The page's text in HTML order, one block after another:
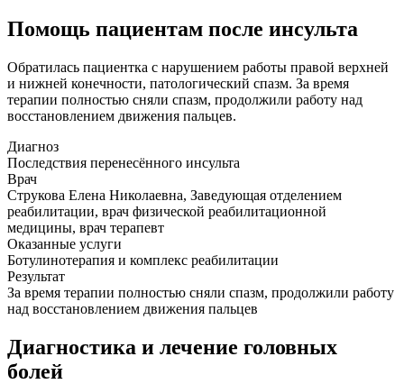
Помощь пациентам после инсульта
Обратилась пациентка с нарушением работы правой верхней
и нижней конечности, патологический спазм. За время
терапии полностью сняли спазм, продолжили работу над
восстановлением движения пальцев.
Диагноз
Последствия перенесённого инсульта
Врач
Струкова Елена Николаевна, Заведующая отделением
реабилитации, врач физической реабилитационной
медицины, врач терапевт
Оказанные услуги
Ботулинотерапия и комплекс реабилитации
Результат
За время терапии полностью сняли спазм, продолжили работу
над восстановлением движения пальцев
Диагностика и лечение головных
болей